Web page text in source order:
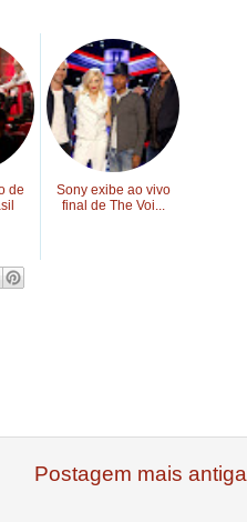
de
Sony exibe ao vivo
final de The Voi...
Postagem mais antiga